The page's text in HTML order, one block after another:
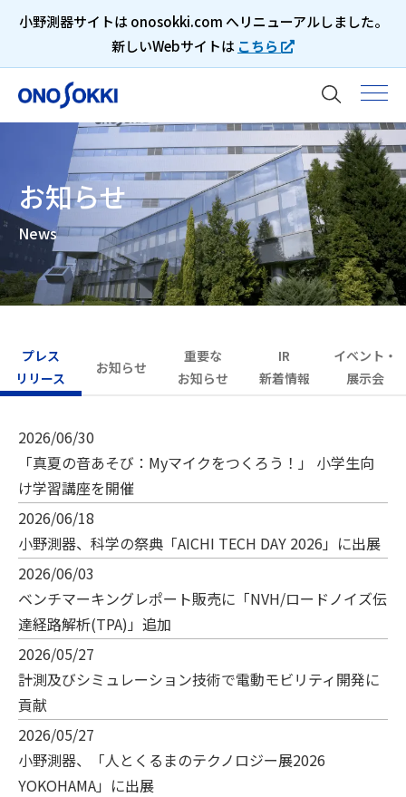
小野測器サイトは onosokki.com へリニューアルしました。
新しいWebサイトは こちら
小野測器を知る
企業情報
採用情報
IR（投資家情報）
サステナビリティ
お知らせ
製品サイト
お知らせ
News
プレス
リリース
お知らせ
重要な
お知らせ
IR
新着情報
イベント・
展示会
2026/06/30
「真夏の音あそび：Myマイクをつくろう！」 小学生向
け学習講座を開催
2026/06/18
小野測器、科学の祭典「AICHI TECH DAY 2026」に出展
2026/06/03
ベンチマーキングレポート販売に「NVH/ロードノイズ伝
達経路解析(TPA)」追加
2026/05/27
計測及びシミュレーション技術で電動モビリティ開発に
貢献
2026/05/27
小野測器、「人とくるまのテクノロジー展2026
YOKOHAMA」に出展